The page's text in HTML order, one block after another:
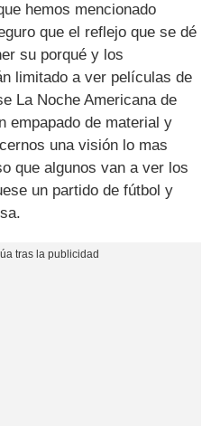
hemos mencionado
que el reflejo que se dé
su porqué y los
limitado a ver películas de
La Noche Americana de
empapado de material y
una visión lo mas
que algunos van a ver los
un partido de fútbol y